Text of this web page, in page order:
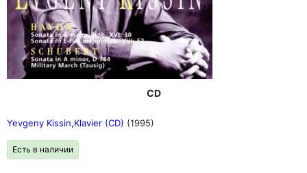
CD
Yevgeny Kissin,Klavier (CD) (1995)
Есть в наличии